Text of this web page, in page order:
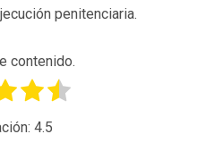
penitenciaria.
contenido.
4.5